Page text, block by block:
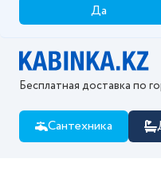
Да
Бесплатная доставка по
Сантехника